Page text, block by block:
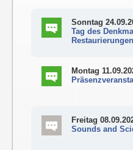
Sonntag
Tag des
Montag
Freitag
Sounds and